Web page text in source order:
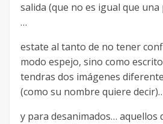
salida (que no es igual que
…
estate al tanto de no tener
modo espejo, sino como
tendras dos imágenes
(como su nombre quiere
y para desanimados… aquellos